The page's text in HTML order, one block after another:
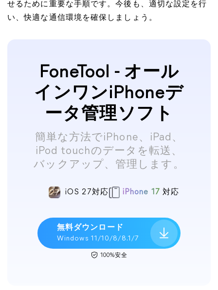
せるために重要な手順です。今後も、適切な設定を行
い、快適な通信環境を確保しましょう。
FoneTool - オール
インワンiPhoneデ
ータ管理ソフト
簡単な方法でiPhone、iPad、
iPod touchのデータを転送、
バックアップ、管理します。
iOS 27対応 iPhone 17 対応
無料ダウンロード
Windows 11/10/8/8.1/7
100%安全